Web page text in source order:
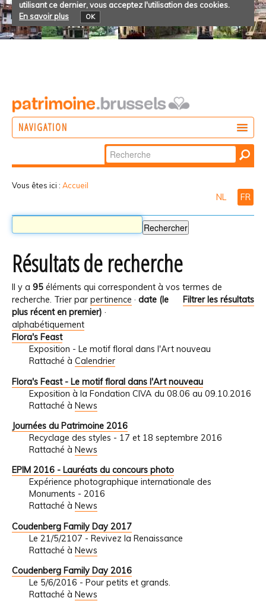
utilisant ce dernier, vous acceptez l'utilisation des cookies.
En savoir plus
OK
NAVIGATION
Chercher par
Recherche
Vous êtes ici : Accueil
NL FR
Résultats de recherche
Il y a 95 éléments qui correspondent à vos termes de
recherche.
Filtrer les résultats
Trier par pertinence · date (le
plus récent en premier) ·
alphabétiquement
Flora's Feast
Exposition - Le motif floral dans l'Art nouveau
Rattaché à Calendrier
Flora's Feast - Le motif floral dans l'Art nouveau
Exposition à la Fondation CIVA du 08.06 au 09.10.2016
Rattaché à News
Journées du Patrimoine 2016
Recyclage des styles - 17 et 18 septembre 2016
Rattaché à News
EPIM 2016 - Lauréats du concours photo
Expérience photographique internationale des
Monuments - 2016
Rattaché à News
Coudenberg Family Day 2017
Le 21/5/2107 - Revivez la Renaissance
Rattaché à News
Coudenberg Family Day 2016
Le 5/6/2016 - Pour petits et grands.
Rattaché à News